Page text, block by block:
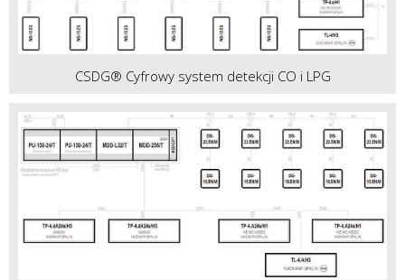
CSDG® Cyfrowy system detekcji CO i LPG